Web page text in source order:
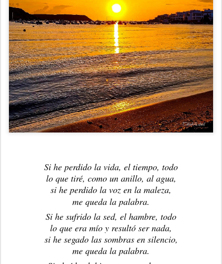
Si he perdido la vida, el tiempo, todo
lo que tiré, como un anillo, al agua,
si he perdido la voz en la maleza,
me queda la palabra.
Si he sufrido la sed, el hambre, todo
lo que era mío y resultó ser nada,
si he segado las sombras en silencio,
me queda la palabra.